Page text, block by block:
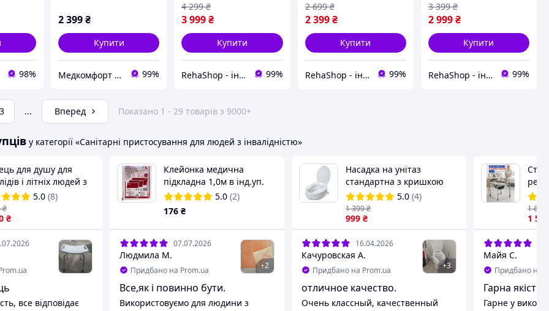
98%
2 399₴
Купити
Медкомфорт - Маркет здоров'я 99%
3 999₴
4 299 ₴
Купити
RehaShop - інтернет-магазин медтехніки 99%
2 399 ₴
2 699 ₴
Купити
RehaShop - інтернет-магазин медтехніки 99%
2 999₴
3 399 ₴
Купити
RehaShop - інтернет-магазин медтехніки 99%
3 ... Вперед Показано 1 - 29 товарів з 9000+
у категорії «Санітарні пристосування для людей з інвалідністю»
для душу для
і літніх людей з
висоти (KY-
5.0 (8)
₴
₴
все відповідає
Клейонка медична
підкладна 1,0м в інд.уп.
5.0 (2)
176 ₴
07.07.2026
Людмила М.
Придбано на Prom.ua +2
Все,як і повинно бути.
Використовуємо для людини з
Насадка на унітаз
стандартна з кришкою
MED1-SC7060D-4
5.0 (4)
999 ₴
1 399₴
16.04.2026
Качуровская А.
Придбано на Prom.ua +3
отличное качество.
Очень классный, качественный
для
1 595
1 650
Майя С.
Придбано на
Гарна якість
Гарне у